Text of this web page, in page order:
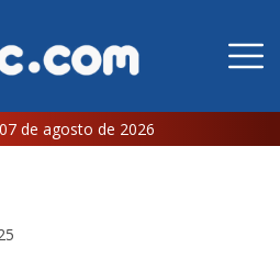
de agosto de 2026